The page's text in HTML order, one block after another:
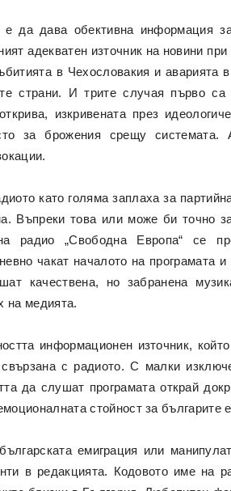
да дава обективна информация за
адекватен източник на новини
в Чехословакия и аварията
страни. И трите случая първо
изкривената през
за брожения срещу
като голяма заплаха за
Въпреки това или може би точно
на радио „Свободна Европа“ се
чакат началото на програмата
качествена, но забранена
на медията.
информационен източник,
с радиото. С малки
да слушат програмата открай
стойност за българите
емиграция или
в редакцията. Кодовото име на